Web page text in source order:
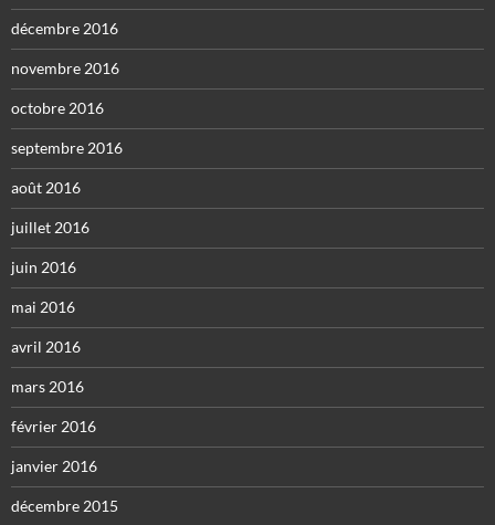
décembre 2016
novembre 2016
octobre 2016
septembre 2016
août 2016
juillet 2016
juin 2016
mai 2016
avril 2016
mars 2016
février 2016
janvier 2016
décembre 2015